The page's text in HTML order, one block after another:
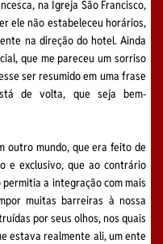
na Igreja São Francisco,
ele não estabeleceu horários,
na direção do hotel. Ainda
que me pareceu um sorriso
ser resumido em uma frase
de volta, que seja bem-
outro mundo, que era feito de
e exclusivo, que ao contrário
a integração com mais
muitas barreiras à nossa
por seus olhos, nos quais
estava realmente ali, um ente